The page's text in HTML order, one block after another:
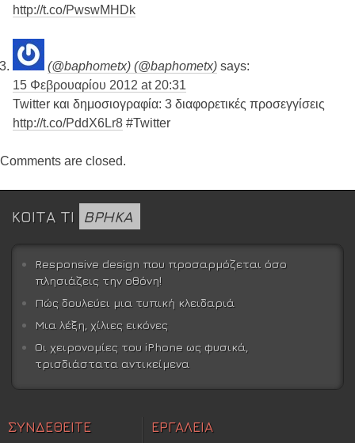
http://t.co/PwswMHDk
(@baphometx) (@baphometx) says:
15 Φεβρουαρίου 2012 at 20:31
Twitter και δημοσιογραφία: 3 διαφορετικές προσεγγίσεις
http://t.co/PddX6Lr8 #Twitter
Comments are closed.
ΚΟΙΤΑ ΤΙ ΒΡΗΚΑ
Responsive design που προσαρμόζεται όσο
πλησιάζεις την οθόνη!
Πώς δουλεύει μια τυπική κλειδαριά
Μια λέξη, χίλιες εικόνες
Οι χειρονομίες του iPhone ως φυσικά,
τρισδιάστατα αντικείμενα
ΣΥΝΔΕΘΕΙΤΕ ΕΡΓΑΛΕΙΑ